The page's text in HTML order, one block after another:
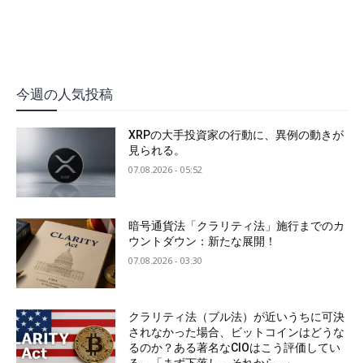
今週の人気投稿
XRPの大手投資家の行動に、異例の動きが
見られる。
07.08.2026 - 05:52
暗号通貨法「クラリティ法」施行までのカ
ウントダウン：新たな展開！
07.08.2026 - 03:30
クラリティ法（ブル法）が近いうちに可決
されなかった場合、ビットコインはどうな
るのか？ある著名なCIOはこう評価してい